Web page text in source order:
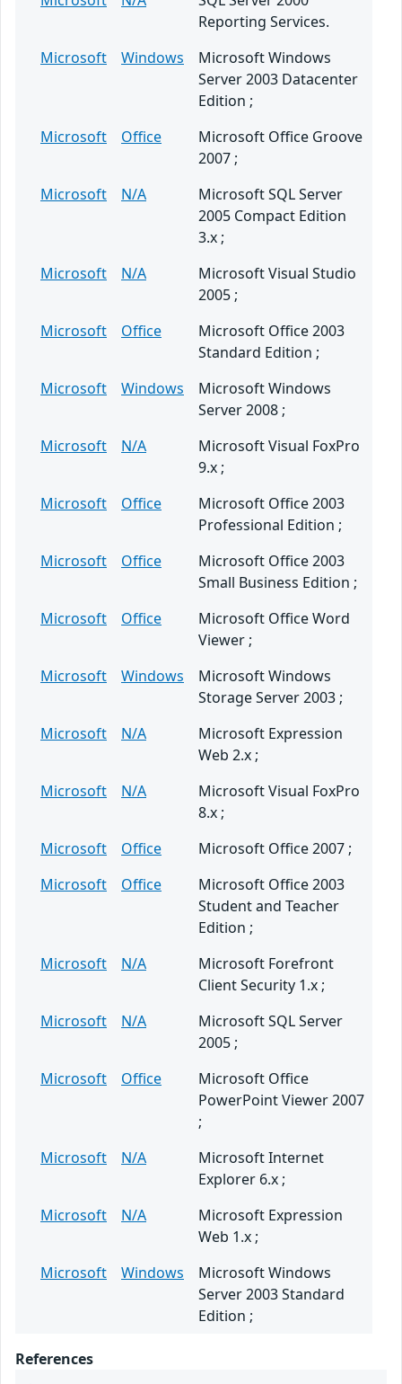
Reporting Services.
Microsoft
Windows
Microsoft Windows
Server 2003 Datacenter
Edition ;
Microsoft
Office
Microsoft Office Groove
2007 ;
Microsoft
N/A
Microsoft SQL Server
2005 Compact Edition
3.x ;
Microsoft
N/A
Microsoft Visual Studio
2005 ;
Microsoft
Office
Microsoft Office 2003
Standard Edition ;
Microsoft
Windows
Microsoft Windows
Server 2008 ;
Microsoft
N/A
Microsoft Visual FoxPro
9.x ;
Microsoft
Office
Microsoft Office 2003
Professional Edition ;
Microsoft
Office
Microsoft Office 2003
Small Business Edition ;
Microsoft
Office
Microsoft Office Word
Viewer ;
Microsoft
Windows
Microsoft Windows
Storage Server 2003 ;
Microsoft
N/A
Microsoft Expression
Web 2.x ;
Microsoft
N/A
Microsoft Visual FoxPro
8.x ;
Microsoft
Office
Microsoft Office 2007 ;
Microsoft
Office
Microsoft Office 2003
Student and Teacher
Edition ;
Microsoft
N/A
Microsoft Forefront
Client Security 1.x ;
Microsoft
N/A
Microsoft SQL Server
2005 ;
Microsoft
Office
Microsoft Office
PowerPoint Viewer 2007
;
Microsoft
N/A
Microsoft Internet
Explorer 6.x ;
Microsoft
N/A
Microsoft Expression
Web 1.x ;
Microsoft
Windows
Microsoft Windows
Server 2003 Standard
Edition ;
References